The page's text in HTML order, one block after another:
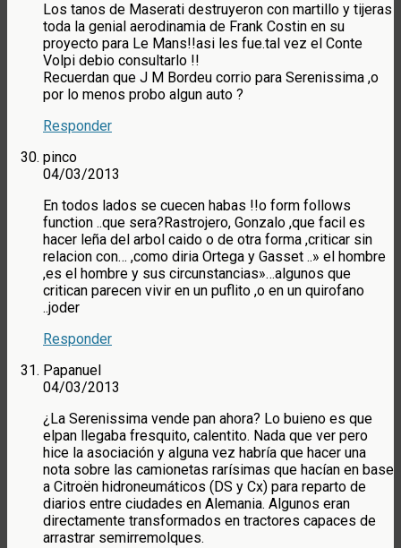
Los tanos de Maserati destruyeron con martillo y tijeras
toda la genial aerodinamia de Frank Costin en su
proyecto para Le Mans!!asi les fue.tal vez el Conte
Volpi debio consultarlo !!
Recuerdan que J M Bordeu corrio para Serenissima ,o
por lo menos probo algun auto ?
Responder
pinco
04/03/2013
En todos lados se cuecen habas !!o form follows
function ..que sera?Rastrojero, Gonzalo ,que facil es
hacer leña del arbol caido o de otra forma ,criticar sin
relacion con… ,como diria Ortega y Gasset ..» el hombre
,es el hombre y sus circunstancias»…algunos que
critican parecen vivir en un puflito ,o en un quirofano
..joder
Responder
Papanuel
04/03/2013
¿La Serenissima vende pan ahora? Lo buieno es que
elpan llegaba fresquito, calentito. Nada que ver pero
hice la asociación y alguna vez habría que hacer una
nota sobre las camionetas rarísimas que hacían en base
a Citroën hidroneumáticos (DS y Cx) para reparto de
diarios entre ciudades en Alemania. Algunos eran
directamente transformados en tractores capaces de
arrastrar semirremolques.